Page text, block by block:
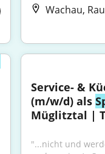
Wachau,
Service- &
(m/w/d) als
Müglitztal |
"...nicht und